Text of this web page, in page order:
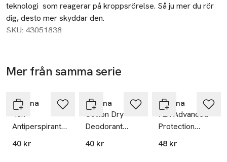
teknologi  som reagerar på kroppsrörelse. Så ju mer du rör
dig, desto mer skyddar den.
SKU: 43051838
Mer från samma serie
Rexona
48h
Antiperspirant
Deo Roll-on
40 kr
Rexona
Cotton Dry
Deodorant
RollOn
40 kr
Rexona
72h Advanced
Protection
Antiperspirant
48 kr